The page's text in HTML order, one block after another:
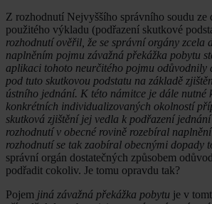
Z rozhodnutí Nejvyššího správního soudu ze
použitého výkladu (podřazení skutkové
rozhodnutí ověřil, že se správní orgány zcela
naplněním pojmu závažná překážka pobytu
aplikaci tohoto neurčitého pojmu odůvodnily
pod tuto skutkovou podstatu na základě
ústního jednání. K této námitce je dále
konkrétních individualizovaných okolností
skutková zjištění jej vedla k podřazení
rozhodnutí v obecné rovině rozebíral
rozhodnutí se tak zaobíral obecnými dopady
správní orgán dostatečných způsobem
podřadit cokoliv. Je tomu opravdu tak?
Pojem jiná závažná překážka pobytu je v